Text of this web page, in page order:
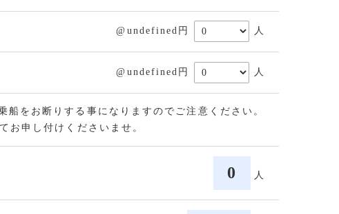
@undefined円 人
@undefined円 人
をお断りする事になりますのでご注意ください。
お申し付けくださいませ。
0 人